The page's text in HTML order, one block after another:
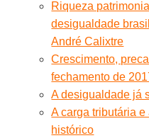
Riqueza
desigualdade
André Calixtre
Crescimento,
fechamento de
A desigualdade já
A carga tributária
histórico